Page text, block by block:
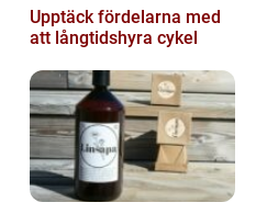
Upptäck fördelarna med
att långtidshyra cykel